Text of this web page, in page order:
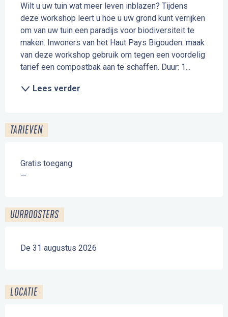
Wilt u uw tuin wat meer leven inblazen? Tijdens
deze workshop leert u hoe u uw grond kunt verrijken
om van uw tuin een paradijs voor biodiversiteit te
maken. Inwoners van het Haut Pays Bigouden: maak
van deze workshop gebruik om tegen een voordelig
tarief een compostbak aan te schaffen. Duur: 1...
Lees verder
TARIEVEN
Gratis toegang
—
UURROOSTERS
De 31 augustus 2026
LOCATIE